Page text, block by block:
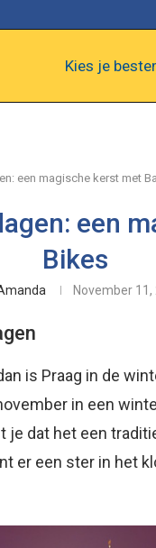
Kies je
een magische kerst met
een
Bikes
November 11,
is Praag in de
in een
je dat het een
er een ster in het